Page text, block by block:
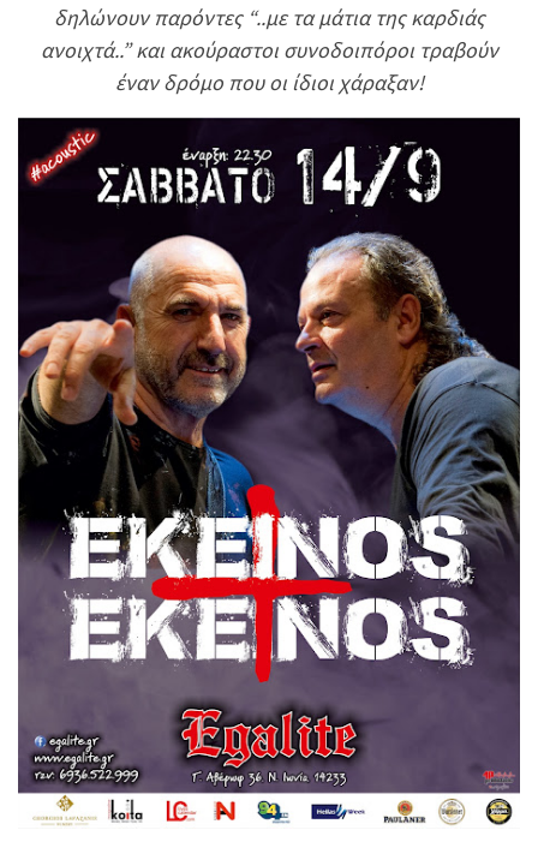
δηλώνουν παρόντες “..με τα μάτια της καρδιάς
ανοιχτά..” και ακούραστοι συνοδοιπόροι τραβούν
έναν δρόμο που οι ίδιοι χάραξαν!